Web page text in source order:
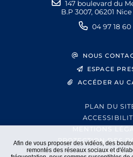
Afin de vous proposer des vidéos, des
remontés des réseaux sociaux et
147 boulevard du
B.P 3007, 06201
04 97 18
NOUS
ESPACE
ACCÉDER AU
PLAN DU
MENTIONS
PROTECTION DES
EXTRANET